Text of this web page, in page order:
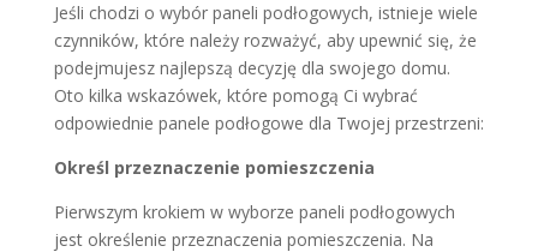
Jeśli chodzi o wybór paneli podłogowych, istnieje wiele
czynników, które należy rozważyć, aby upewnić się, że
podejmujesz najlepszą decyzję dla swojego domu.
Oto kilka wskazówek, które pomogą Ci wybrać
odpowiednie panele podłogowe dla Twojej przestrzeni:
Określ przeznaczenie pomieszczenia
Pierwszym krokiem w wyborze paneli podłogowych
jest określenie przeznaczenia pomieszczenia. Na